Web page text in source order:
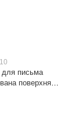
для письма
поверхня